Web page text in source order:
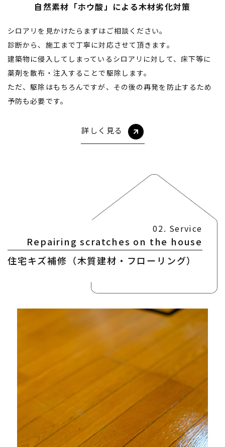
自然素材「ホウ酸」による木材劣化対策
シロアリを見かけたらまずはご相談ください。
診断から、施工まで丁寧に対応させて頂きます。
建築物に侵入してしまっているシロアリに対して、床下等に
薬剤を散布・注入することで駆除します。
ただ、駆除はもちろんですが、その後の再発を防止するため
予防も必要です。
詳しく見る
02. Service
Repairing scratches on the house
住宅キズ補修 （木質建材・フローリング）